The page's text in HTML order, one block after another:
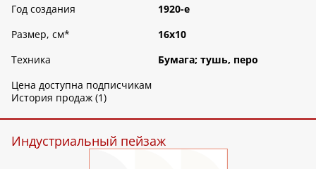
Год создания
1920-е
Размер, см*
16х10
Техника
Бумага; тушь, перо
Цена доступна подписчикам
История продаж (1)
Индустриальный пейзаж